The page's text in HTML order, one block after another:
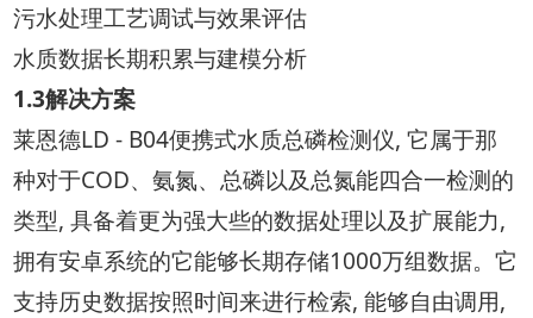
污水处理工艺调试与效果评估
水质数据长期积累与建模分析
1.3解决方案
莱恩德LD - B04便携式水质总磷检测仪, 它属于那
种对于COD、氨氮、总磷以及总氮能四合一检测的
类型, 具备着更为强大些的数据处理以及扩展能力,
拥有安卓系统的它能够长期存储1000万组数据。它
支持历史数据按照时间来进行检索, 能够自由调用,